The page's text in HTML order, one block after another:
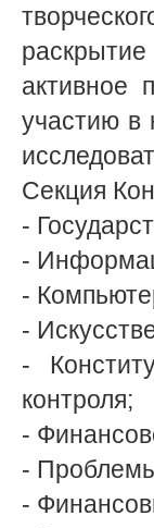
активное
участию в
Секция
-
-
-
-
-
контроля;
-
-
-